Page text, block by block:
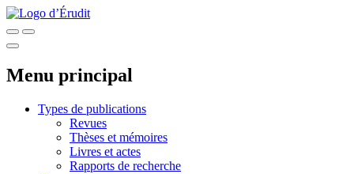
Menu principal
Types de publications
Revues
Thèses et mémoires
Livres et actes
Rapports de recherche